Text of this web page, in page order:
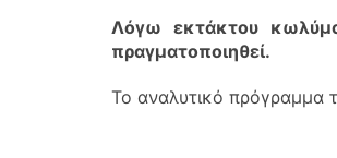
Λόγω εκτάκτου
πραγματοποιηθεί.
Το αναλυτικό πρόγραμμα